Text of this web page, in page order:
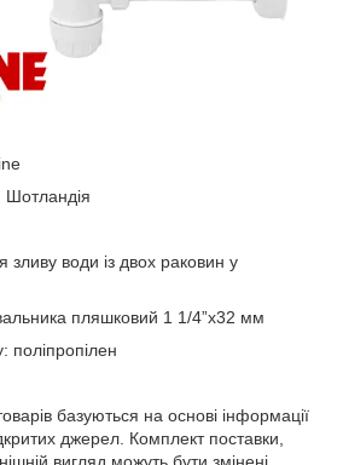
Шотландія
зливу води із двох раковин у
пляшковий 1 1/4”x32 мм
поліпропілен
базуються на основі інформації
джерел. Комплект поставки,
вигляд можуть бути змінені